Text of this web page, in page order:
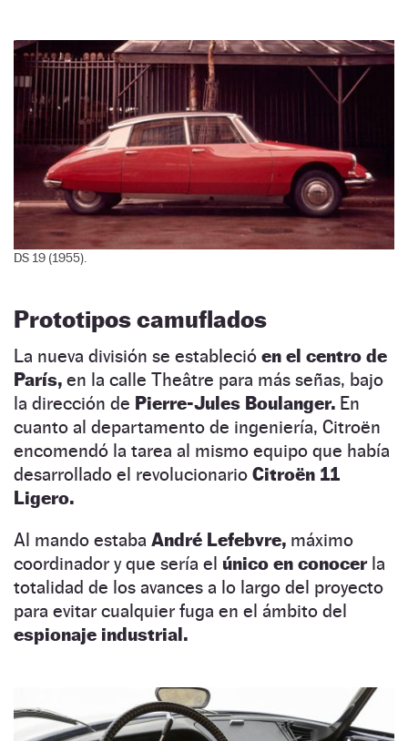
DS 19 (1955).
Prototipos camuflados
La nueva división se estableció en el centro de
París, en la calle Theâtre para más señas, bajo
la dirección de Pierre-Jules Boulanger. En
cuanto al departamento de ingeniería, Citroën
encomendó la tarea al mismo equipo que había
desarrollado el revolucionario Citroën 11
Ligero.
Al mando estaba André Lefebvre, máximo
coordinador y que sería el único en conocerla
totalidad de los avances a lo largo del proyecto
para evitar cualquier fuga en el ámbito del
espionaje industrial.